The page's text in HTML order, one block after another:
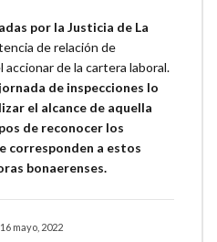
16 mayo, 2022
por la Justicia de La
de relación de
de la cartera laboral.
de inspecciones lo
el alcance de aquella
de reconocer los
corresponden a estos
bonaerenses.